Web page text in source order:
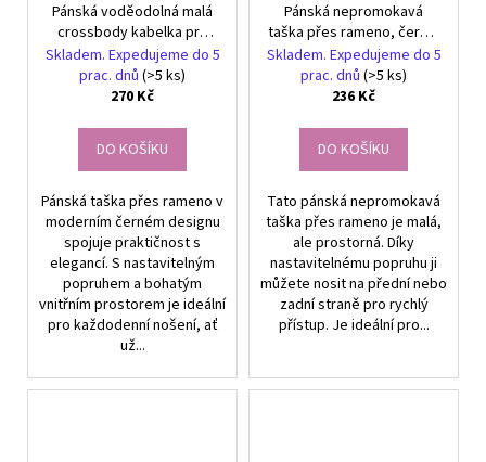
Pánská voděodolná malá
crossbody kabelka pro
každodenní použití
Skladem. Expedujeme do 5
prac. dnů (>5 ks)
270 Kč
DO KOŠÍKU
Pánská taška přes rameno v
moderním černém designu
spojuje praktičnost s
elegancí. S nastavitelným
popruhem a bohatým
vnitřním prostorem je ideální
pro každodenní nošení, ať
už...
Pánská nepromokavá
taška přes rameno, černá,
oxfordská tkanina,
20x23x10 cm
Skladem. Expedujeme do 5
prac. dnů (>5 ks)
236 Kč
DO KOŠÍKU
Tato pánská nepromokavá
taška přes rameno je malá,
ale prostorná. Díky
nastavitelnému popruhu ji
můžete nosit na přední nebo
zadní straně pro rychlý
přístup. Je ideální pro...